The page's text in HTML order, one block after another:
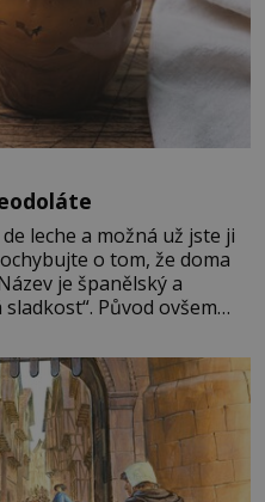
leche a možná už jste ji
o tom, že doma
je španělský a
Původ ovšem
zemí a k tomu